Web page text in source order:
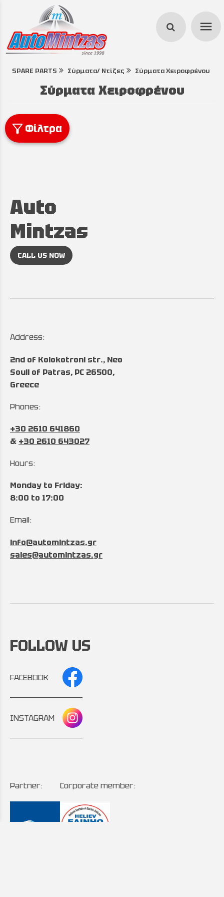
menu
search
SPARE PARTS Σύρματα/ Ντίζες Σύρματα Χειροφρένου
Σύρματα Χειροφρένου
Φίλτρα
Auto
Mintzas
CALL US NOW
Address:
2nd of Kolokotroni str., Neo
Souli of Patras, PC 26500,
Greece
Phones:
+30 2610 641860
& +30 2610 643027
Hours:
Monday to Friday:
8:00 to 17:00
Email:
info@automintzas.gr
sales@automintzas.gr
FOLLOW US
FACEBOOK
INSTAGRAM
Partner: Corporate member: